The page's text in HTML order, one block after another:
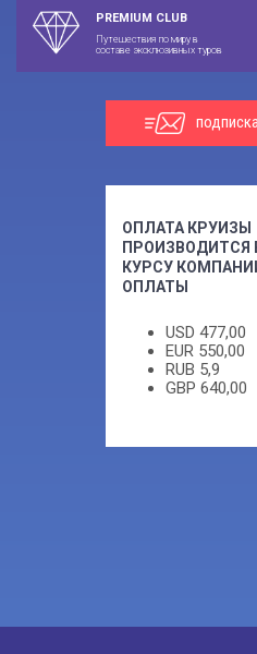
PREMIUM CLUB
Путешествия по миру в
составе эксклюзивных туров
ОПЛАТА КРУИЗЫ
ПРОИЗВОДИТСЯ
КУРСУ
ОПЛАТЫ
USD 477,00
EUR 550,00
RUB 5,9
GBP 640,00